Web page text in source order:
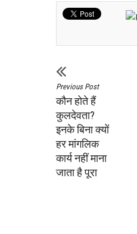
Previous Post
कौन होते हैं
कुलदेवता?
इनके बिना क्यों
हर मांगलिक
कार्य नहीं माना
जाता है पूरा